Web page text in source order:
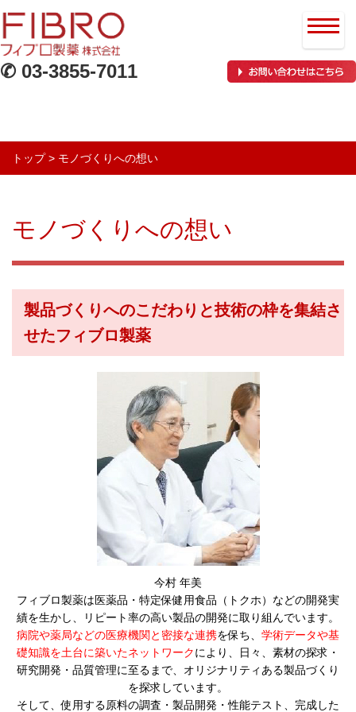
✆ 03-3855-7011
トップ> モノづくりへの想い
モノづくりへの想い
製品づくりへのこだわりと技術の枠を集結さ
せたフィブロ製薬
今村 年美
フィブロ製薬は医薬品・特定保健用食品（トクホ）などの開発実
績を生かし、リピート率の高い製品の開発に取り組んでいます。
病院や薬局などの医療機関と密接な連携を保ち、 学術データや基
礎知識を土台に築いたネットワークにより、日々、素材の探求・
研究開発・品質管理に至るまで、オリジナリティある製品づくり
を探求しています。
そして、使用する原料の調査・製品開発・性能テスト、完成した